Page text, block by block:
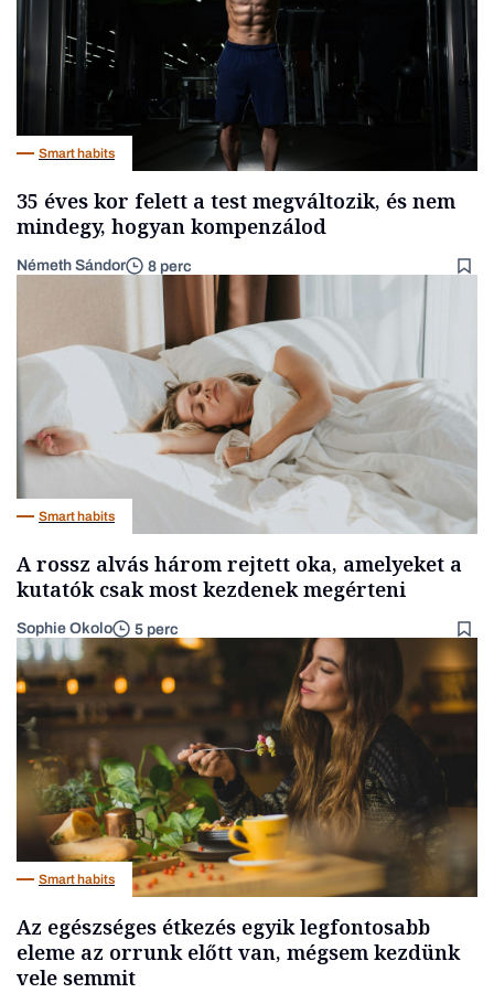
Smart habits
35 éves kor felett a test megváltozik, és nem
mindegy, hogyan kompenzálod
Németh Sándor 8 perc
Smart habits
A rossz alvás három rejtett oka, amelyeket a
kutatók csak most kezdenek megérteni
Sophie Okolo 5 perc
Smart habits
Az egészséges étkezés egyik legfontosabb
eleme az orrunk előtt van, mégsem kezdünk
vele semmit